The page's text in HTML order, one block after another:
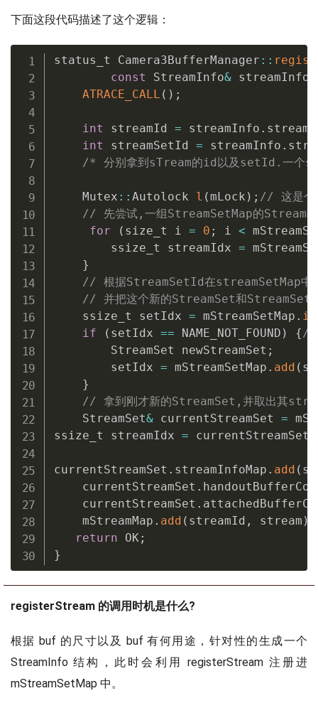
下面这段代码描述了这个逻辑：
status_t Camera3BufferManager ::
const StreamInfo& streamInfo
ATRACE_CALL ( ) ;
int streamId = streamInfo .
int streamSetId = streamInfo .
/* 分别拿到sTream的id以及setId.一
    Mutex
:: Autolock l (mLock ) ; // 这是个
// 先尝试,一组StreamSetMap的
for
( size_t i = 0 ; i <
        ssize_t streamIdx
=
}
// 根据StreamSetId在streamSetMap中找
// 并把这个新的StreamSet和
    ssize_t setIdx
= mStreamSetMap .
if
( setIdx == NAME_NOT_FOUND ) {/*
        StreamSet newStreamSet
;
        setIdx
= mStreamSetMap . add (
}
// 拿到刚才新的StreamSet,并取出其
    StreamSet
& currentStreamSet =
ssize_t streamIdx = currentStreamSet
currentStreamSet . streamInfoMap . add (
    currentStreamSet
.
    currentStreamSet
.
    mStreamMap
. add ( streamId , stream )
return OK;
}
registerStream 的调用时机是什么?
根据 buf 的尺寸以及 buf 有何用途，针对性的生成一个
StreamInfo 结构，此时会利用 registerStream 注册进
mStreamSetMap 中。